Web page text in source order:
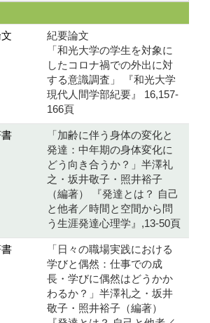
紀要論文
「和光大学の学生を対象に
したコロナ禍での外出に対
する意識調査」 『和光大学
現代人間学部紀要』 16,157-
166頁
「加齢に伴う身体の変化と
発達：中年期の身体変化に
どう向き合うか？」半澤礼
之・坂井敬子・照井裕子
（編著） 『発達とは？ 自己
と他者／時間と空間から問
う生涯発達心理学』,13-50頁
「日々の職場実践における
学びと偶然：仕事での成
長・学びに偶然はどうかか
わるか？」半澤礼之・坂井
敬子・照井裕子（編著）